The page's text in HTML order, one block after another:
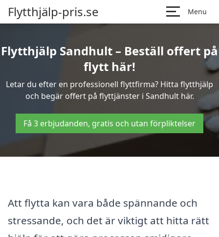
Flytthjälp-pris.se Menu
Flytthjälp Sandhult – Beställ offert på
flytt här!
Letar du efter en professionell flyttfirma? Hitta flytthjälp
och begär offert på flyttjänster i Sandhult här.
Få 3 erbjudanden, gratis och utan förpliktelser
Att flytta kan vara både spännande och
stressande, och det är viktigt att hitta rätt